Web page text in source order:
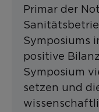
Primar der
Symposiums
positive
Symposium
setzen und